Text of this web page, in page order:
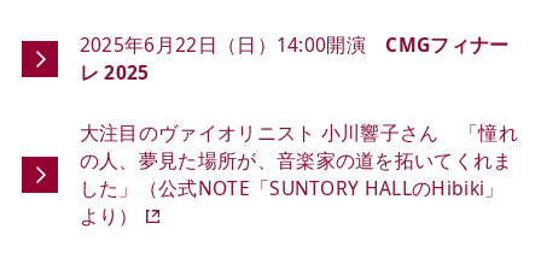
2025年6月22日（日）14:00開演 CMGフィナー
レ 2025
大注目のヴァイオリニスト 小川響子さん 「憧れ
の人、夢見た場所が、音楽家の道を拓いてくれま
した」（公式NOTE「SUNTORY HALLのHibiki」
より）